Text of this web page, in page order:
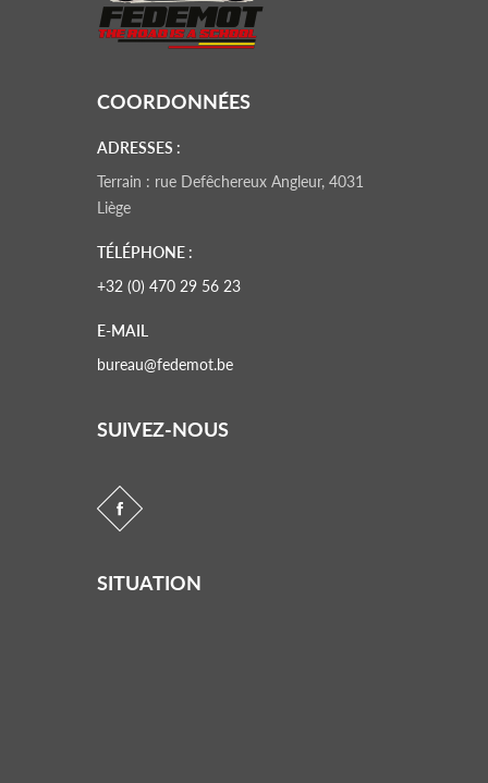
COORDONNÉES
ADRESSES :
Terrain : rue Defêchereux Angleur, 4031
Liège
TÉLÉPHONE :
+32 (0) 470 29 56 23
E-MAIL
bureau@fedemot.be
SUIVEZ-NOUS
SITUATION